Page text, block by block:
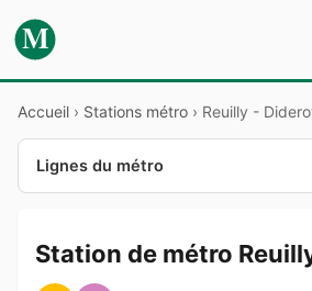
M
Accueil › Stations métro › Reuilly -
Lignes du métro
Station de métro